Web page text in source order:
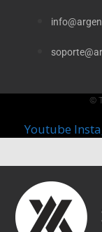
©
Youtube